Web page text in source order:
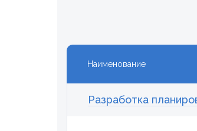
Наименование
Разработка